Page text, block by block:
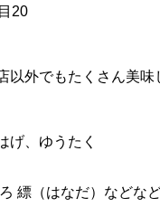
20
以外でもたくさん美味
げ、ゆうたく
縹（はなだ）などな